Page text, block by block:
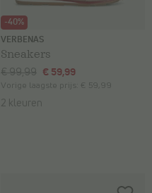
-40%
VERBENAS
Sneakers
€ 99,99 € 59,99
Vorige laagste prijs: € 59,99
2 kleuren